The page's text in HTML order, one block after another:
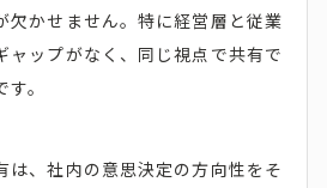
欠かせません。特に経営層と従業
ャップがなく、同じ視点で共有で
。
は、社内の意思決定の方向性をそ